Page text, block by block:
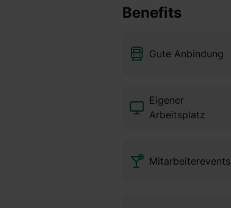
Benefits
Gute Anbindung
Eigener
Arbeitsplatz
Mitarbeiterevents